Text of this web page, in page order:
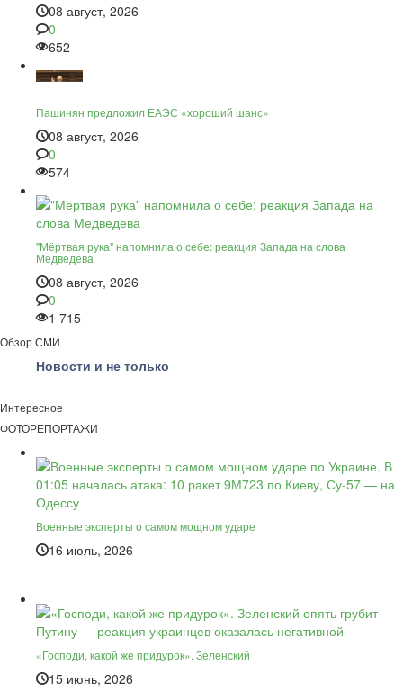
08 август, 2026
0
652
Пашинян предложил ЕАЭС «хороший шанс»
08 август, 2026
0
574
"Мёртвая рука" напомнила о себе: реакция Запада на слова
Медведева
08 август, 2026
0
1 715
Обзор СМИ
Новости и не только
Интересное
ФОТОРЕПОРТАЖИ
Военные эксперты о самом мощном ударе
16 июль, 2026
«Господи, какой же придурок». Зеленский
15 июнь, 2026